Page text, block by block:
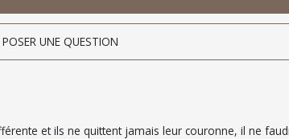
UNE QUESTION
et ils ne quittent jamais leur couronne, il ne